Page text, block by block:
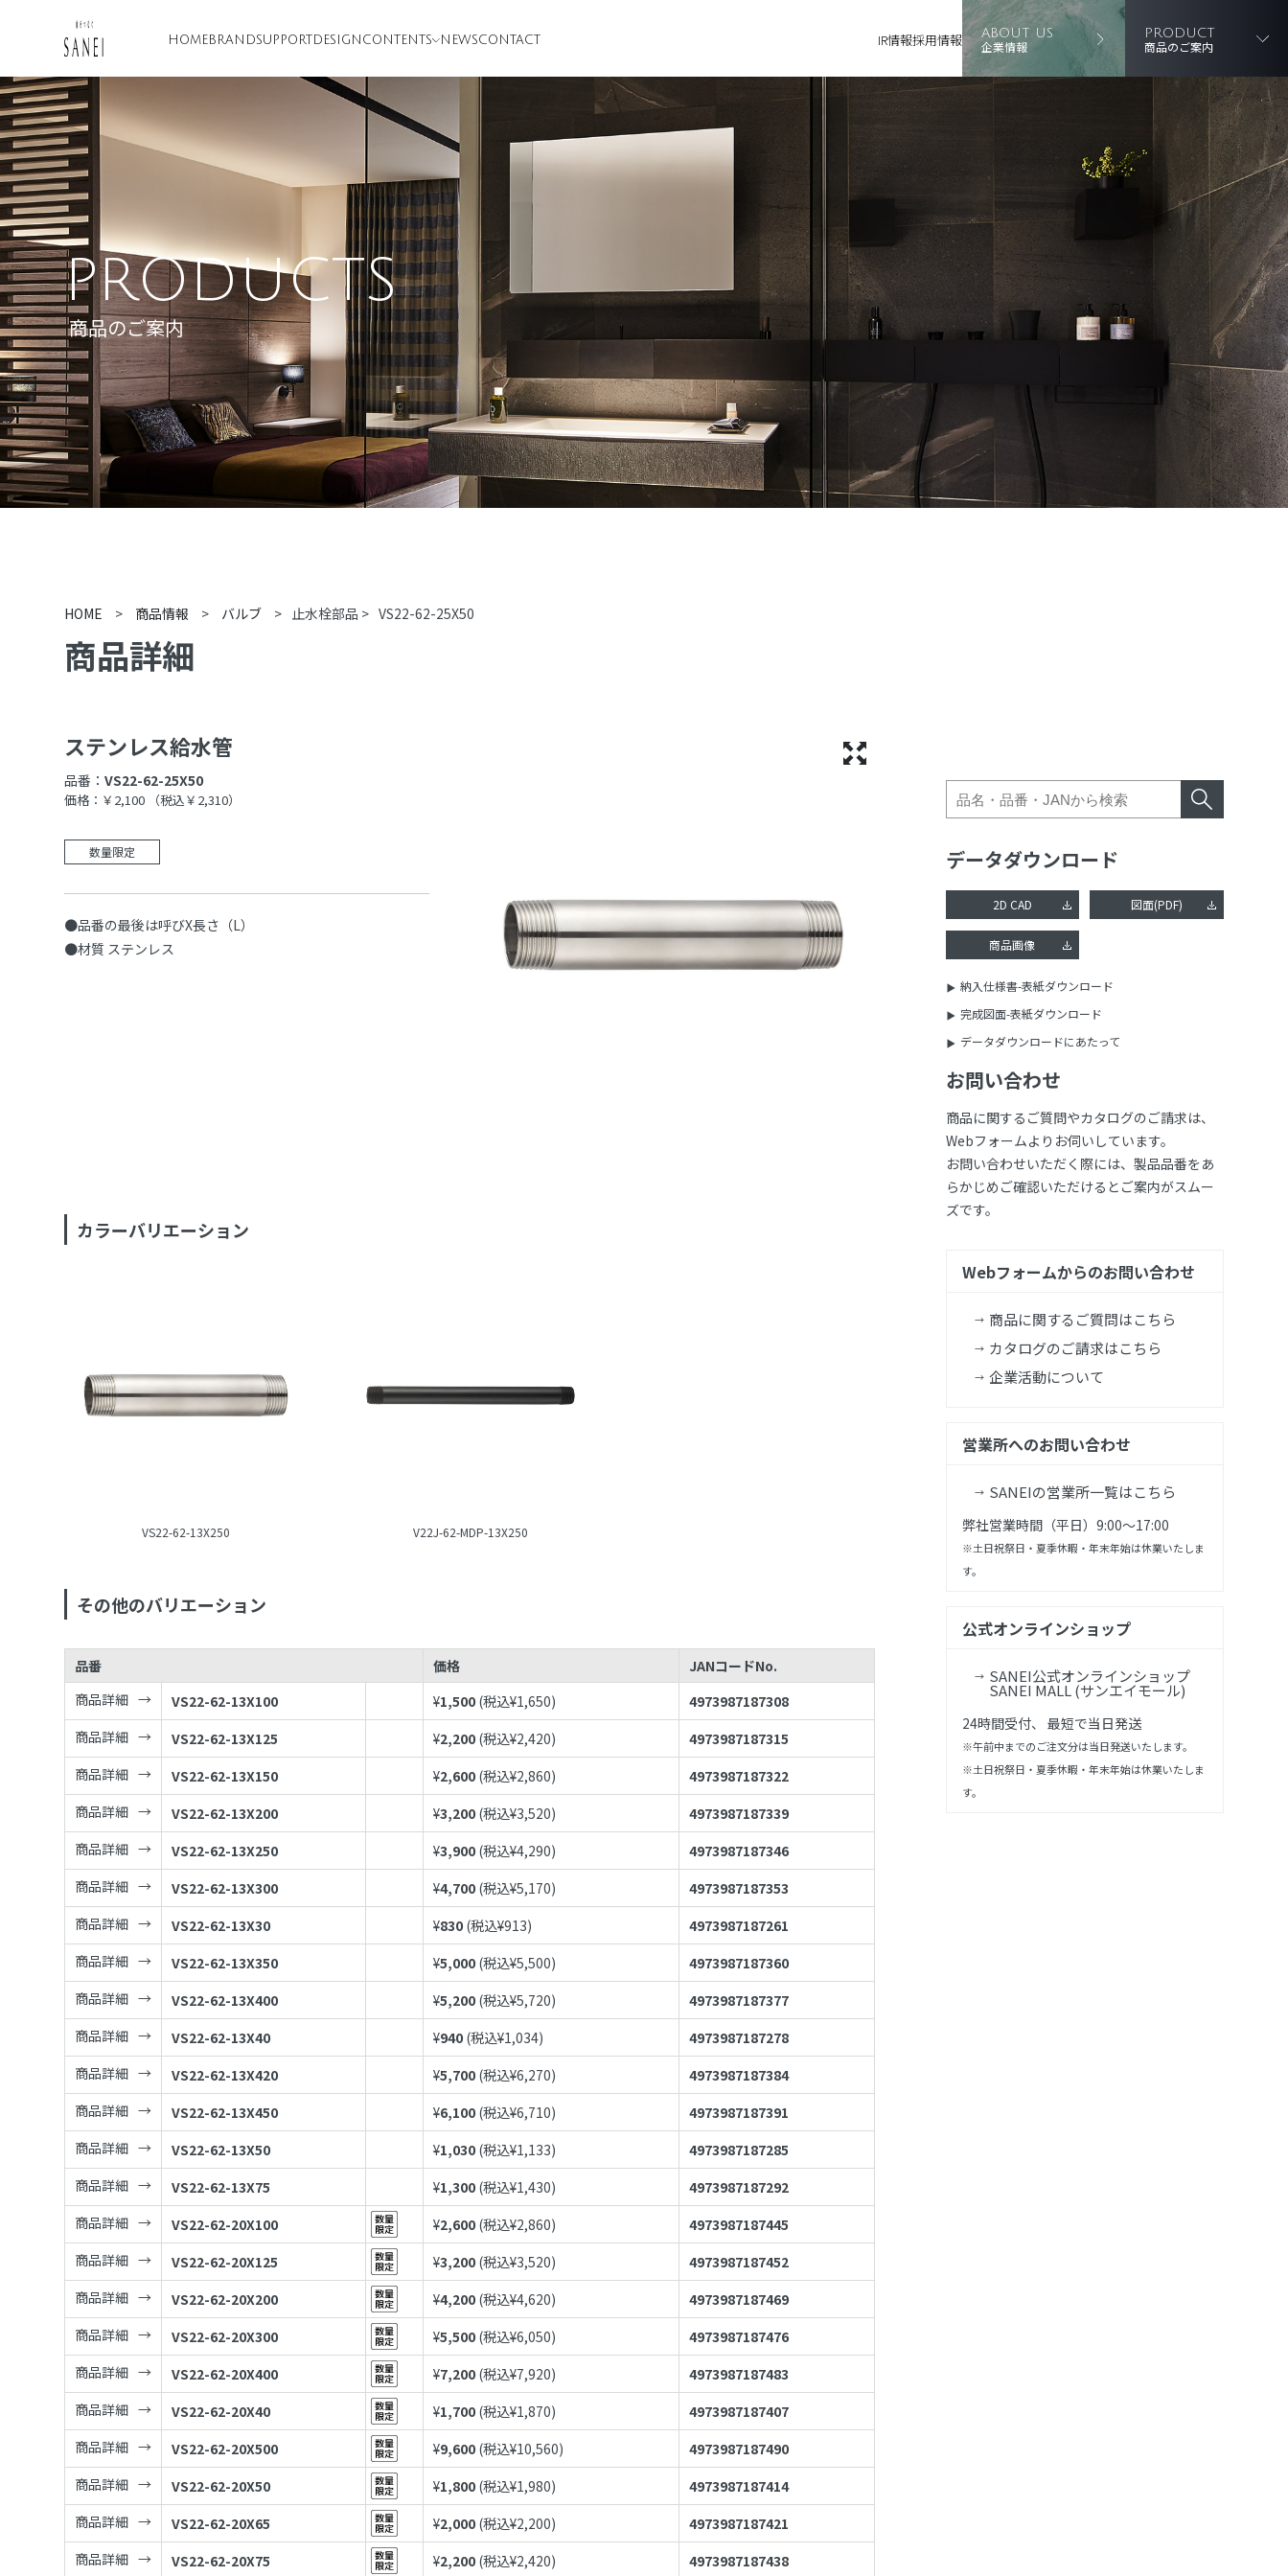
HOME BRANDSUPPORT DESIGN CONTENTS NEWSCONTACT IR情報採用情報 ABOUT US
企業情報
PRODUCT
商品のご案内
PRODUCTS
商品のご案内
HOME > 商品情報 > バルブ > 止水栓部品 > VS22-62-25X50
商品詳細
ステンレス給水管
品番：VS22-62-25X50
価格：￥2,100 （税込￥2,310）
数量限定
●品番の最後は呼びX長さ（L）
●材質 ステンレス
カラーバリエーション
VS22-62-13X250 V22J-62-MDP-13X250
その他のバリエーション
品番 価格
JANコードNo.
商品詳細
VS22-62-13X100 ¥1,500 (税込¥1,650)
4973987187308
商品詳細
VS22-62-13X125 ¥2,200 (税込¥2,420)
4973987187315
商品詳細
VS22-62-13X150 ¥2,600 (税込¥2,860)
4973987187322
商品詳細
VS22-62-13X200 ¥3,200 (税込¥3,520)
4973987187339
商品詳細
VS22-62-13X250 ¥3,900 (税込¥4,290)
4973987187346
商品詳細
VS22-62-13X300 ¥4,700 (税込¥5,170)
4973987187353
商品詳細
VS22-62-13X30 ¥830 (税込¥913)
4973987187261
商品詳細
VS22-62-13X350 ¥5,000 (税込¥5,500)
4973987187360
商品詳細
VS22-62-13X400 ¥5,200 (税込¥5,720)
4973987187377
商品詳細
VS22-62-13X40 ¥940 (税込¥1,034)
4973987187278
商品詳細
VS22-62-13X420 ¥5,700 (税込¥6,270)
4973987187384
商品詳細
VS22-62-13X450 ¥6,100 (税込¥6,710)
4973987187391
商品詳細
VS22-62-13X50 ¥1,030 (税込¥1,133)
4973987187285
商品詳細
VS22-62-13X75 ¥1,300 (税込¥1,430)
4973987187292
商品詳細
VS22-62-20X100 ¥2,600 (税込¥2,860)
4973987187445
商品詳細
VS22-62-20X125 ¥3,200 (税込¥3,520)
4973987187452
商品詳細
VS22-62-20X200 ¥4,200 (税込¥4,620)
4973987187469
商品詳細
VS22-62-20X300 ¥5,500 (税込¥6,050)
4973987187476
商品詳細
VS22-62-20X400 ¥7,200 (税込¥7,920)
4973987187483
商品詳細
VS22-62-20X40 ¥1,700 (税込¥1,870)
4973987187407
商品詳細
VS22-62-20X500 ¥9,600 (税込¥10,560)
4973987187490
商品詳細
VS22-62-20X50 ¥1,800 (税込¥1,980)
4973987187414
商品詳細
VS22-62-20X65 ¥2,000 (税込¥2,200)
4973987187421
商品詳細
VS22-62-20X75 ¥2,200 (税込¥2,420) 4973987187438
データダウンロード
2D CAD 図面(PDF)
商品画像
納入仕様書-表紙ダウンロード
完成図面-表紙ダウンロード
データダウンロードにあたって
お問い合わせ
商品に関するご質問やカタログのご請求は、
Webフォームよりお伺いしています。
お問い合わせいただく際には、製品品番をあ
らかじめご確認いただけるとご案内がスムー
ズです。
Webフォームからのお問い合わせ
商品に関するご質問はこちら
カタログのご請求はこちら
企業活動について
営業所へのお問い合わせ
SANEIの営業所一覧はこちら
弊社営業時間（平日）9:00～17:00
※土日祝祭日・夏季休暇・年末年始は休業いたしま
す。
公式オンラインショップ
SANEI公式オンラインショップ
SANEI MALL (サンエイモール)
24時間受付、 最短で当日発送
※午前中までのご注文分は当日発送いたします。
※土日祝祭日・夏季休暇・年末年始は休業いたしま
す。